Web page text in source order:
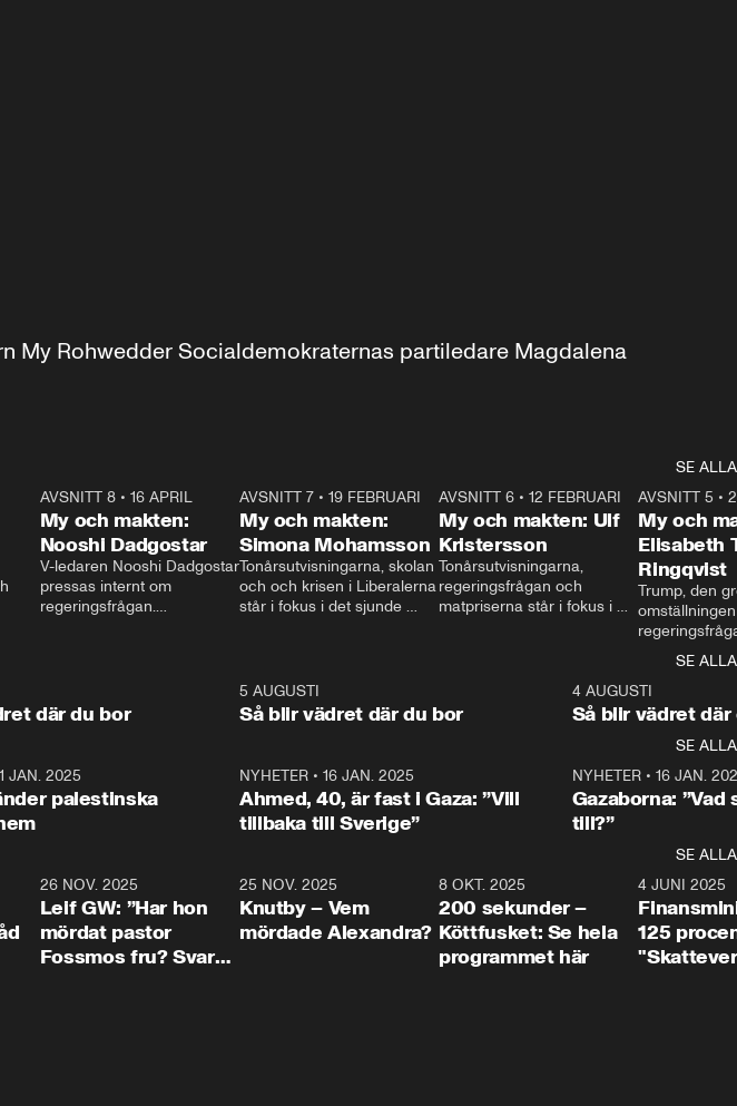
My Rohwedder Socialdemokraternas partiledare Magdalena
SE ALLA
AVSNITT 8• 16 APRIL
My och makten:
Nooshi Dadgostar
V-ledaren Nooshi Dadgostar
pressas internt om
regeringsfrågan.
– Vi ställer upp i val. Ska vi
vara med så sitter vi förstås
24:30
AVSNITT 7• 19 FEBRUARI
My och makten:
Simona Mohamsson
Tonårsutvisningarna, skolan
och och krisen i Liberalerna
står i fokus i det sjunde
kommentator My
Rohwedder ställer
utbildnings- och
Mohamsson till svars.
27:30
AVSNITT 6 •12 FEBRUARI
My och makten: Ulf
Kristersson
Tonårsutvisningarna,
regeringsfrågan och
matpriserna står i fokus i
Rohwedder ställer
statsminister Ulf Kristersson
AVSNITT 5 •
My och
Elisabeth
Ringqvist
Trump, den
centrum i
avsnittet av
Makten”. Se
Aftonbladets
Rohwedder
Thand Ring
SE ALLA
där du bor
5 AUGUSTI
Så blir vädret där du bor
4 AUGUSTI
Så blir vädret där
SE ALLA
JAN. 2025
palestinska
NYHETER• 16 JAN. 2025
Ahmed, 40, är fast i Gaza: ”Vill
tillbaka till Sverige”
NYHETER• 16 JAN.
Gazaborna:
till?”
SE ALLA
26 NOV. 2025
Leif GW: ”Har hon
mördat pastor
Fossmos fru? Svar
31:05
25 NOV. 2025
Knutby – Vem
mördade Alexandra?
4:29
8 OKT. 2025
200 sekunder –
Köttfusket: Se hela
programmet här
4 JUNI 2025
125